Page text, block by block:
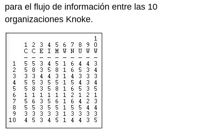
para el flujo de información entre las 10
organizaciones Knoke.